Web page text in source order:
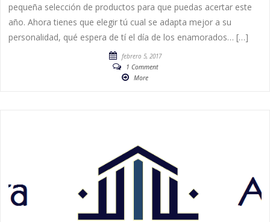
pequeña selección de productos para que puedas acertar este
año. Ahora tienes que elegir tú cual se adapta mejor a su
personalidad, qué espera de tí el día de los enamorados… […]
febrero 5, 2017
1 Comment
More